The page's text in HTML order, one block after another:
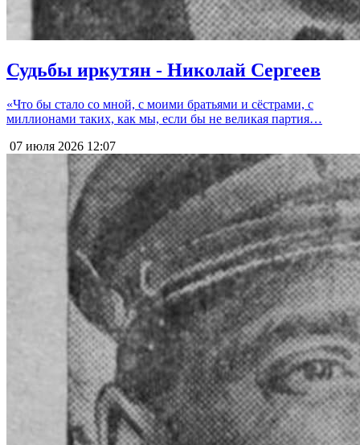
Судьбы иркутян - Николай Сергеев
«Что бы стало со мной, с моими братьями и сёстрами, с
миллионами таких, как мы, если бы не великая партия…
07 июля 2026 12:07